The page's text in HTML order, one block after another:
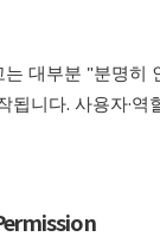
대부분 "분명
니다. 사용자·